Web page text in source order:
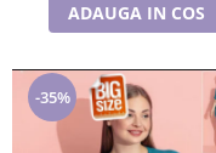
ADAUGA IN COS
-35%